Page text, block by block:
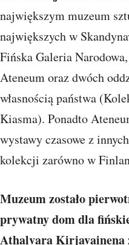
największym muzeum
największych w
Fińska Galeria
Ateneum oraz dwóch
własnością państwa
Kiasma). Ponadto
wystawy czasowe z
kolekcji zarówno w
Muzeum zostało
prywatny dom dla
Athalvara Kirjavainena